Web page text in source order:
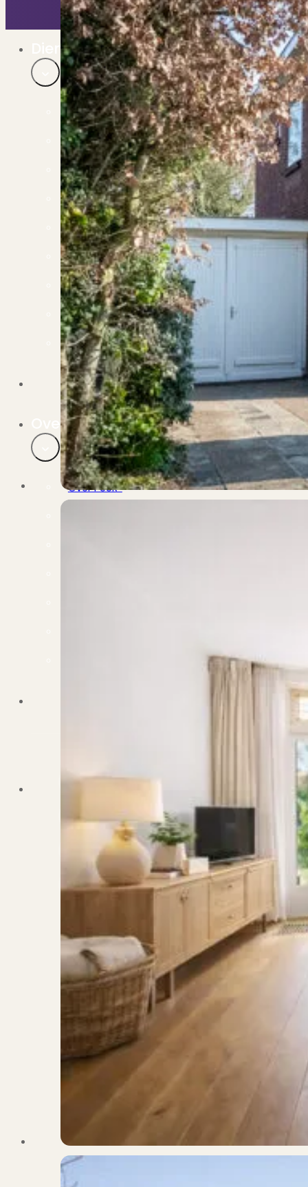
Bekijk ons huuraanbod..
Nieuwbouw projecten
De toekomst, te koop..
Diensten
Verkoop
Begeleiding naar een succesvolle verkoop
Aankoop
Samen vinden wij jouw droomwoning
Taxatie
Voldoe aan alle wettelijke eisen
Stille Verkoop
Verkoop jouw huis discreet..
Nieuwbouw verkopen
Vraagt om specialistische kennis...
Verhuren
Verhuur uw woning via ons netwerk
Verhuur & Beheer
Huurwoningen én beheer op maat
Verbouwen
Wil jij jouw huis renoveren? Geen probleem!
Alle diensten
Bekijk het overzicht van alle diensten..
Over PUUR*
Over PUUR*
Wie zijn wij?